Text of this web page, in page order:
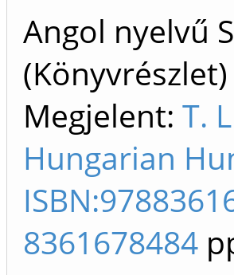
Angol nyelvű
Megjelent: T.
Hungarian
8361678484